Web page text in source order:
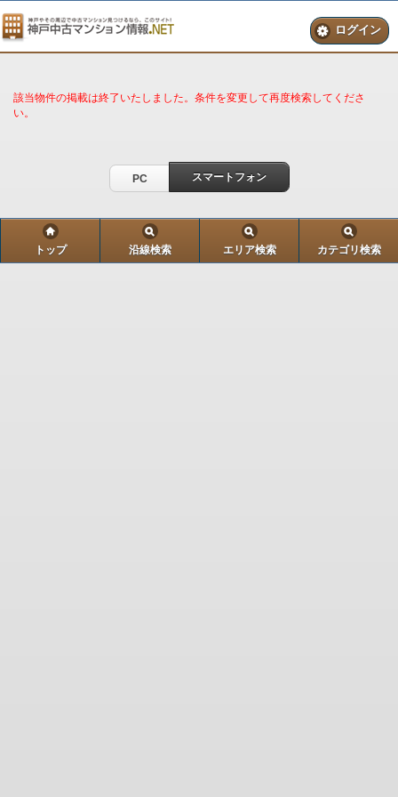
ログイン
該当物件の掲載は終了いたしました。条件を変更して再度検索してくださ
い。
PC スマートフォン
トップ 沿線検索 エリア検索 カテゴリ検索